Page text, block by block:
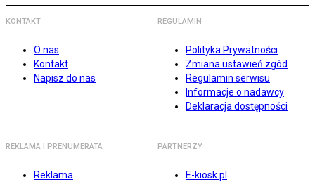
KONTAKT
O nas
Kontakt
Napisz do nas
REGULAMIN
Polityka Prywatności
Zmiana ustawień zgód
Regulamin serwisu
Informacje o nadawcy
Deklaracja dostępności
REKLAMA I PRENUMERATA
Reklama
PARTNERZY
E-kiosk.pl